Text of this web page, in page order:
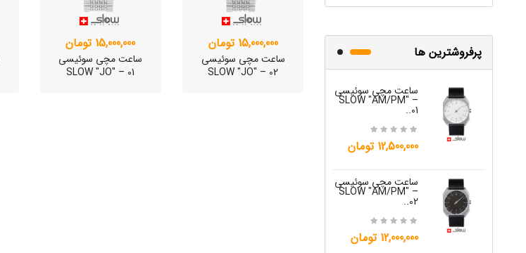
پرفروشترین ها
ساعت مچی سوئیسی
SLOW "AM/PM" –
01..
12,500,000 تومان
ساعت مچی سوئیسی
SLOW "AM/PM" –
02..
12,000,000 تومان
15,000,000 تومان
ساعت مچی سوئیسی
SLOW "JO" – 02
15,000,000 تومان
ساعت مچی سوئیسی
SLOW "JO" – 01